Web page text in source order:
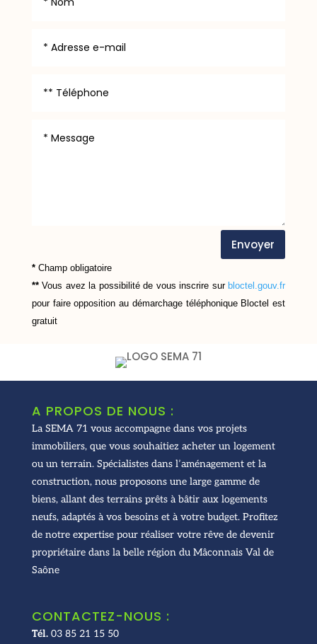
Envoyer
* Champ obligatoire
**Vous avez la possibilité de vous inscrire sur bloctel.gouv.fr
pour faire opposition au démarchage téléphonique Bloctel est
gratuit
A PROPOS DE NOUS :
La SEMA 71 vous accompagne dans vos projets
immobiliers, que vous souhaitiez acheter un logement
ou un terrain. Spécialistes dans l’aménagement et la
construction, nous proposons une large gamme de
biens, allant des terrains prêts à bâtir aux logements
neufs, adaptés à vos besoins et à votre budget. Profitez
de notre expertise pour réaliser votre rêve de devenir
propriétaire dans la belle région du Mâconnais Val de
Saône
CONTACTEZ-NOUS :
Tél.03 85 21 15 50